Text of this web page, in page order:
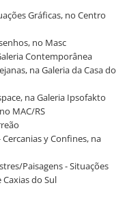
Gráficas, no Centro
no Masc
Contemporânea
na Galeria da Casa do
na Galeria Ipsofakto
MAC/RS
y Confines, na
Paisagens - Situações
do Sul